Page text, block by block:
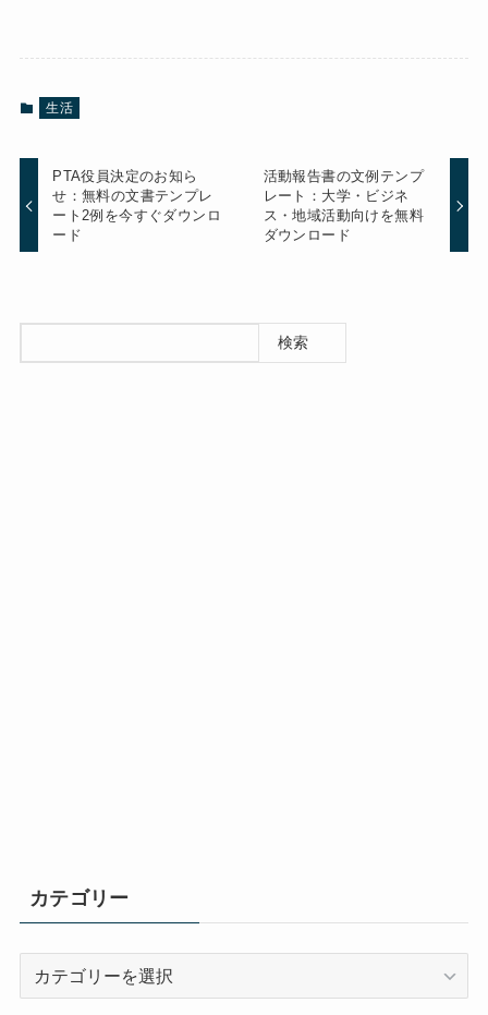
生活
PTA役員決定のお知ら
せ：無料の文書テンプレ
ート2例を今すぐダウンロ
ード
活動報告書の文例テンプ
レート：大学・ビジネ
ス・地域活動向けを無料
ダウンロード
検索
カテゴリー